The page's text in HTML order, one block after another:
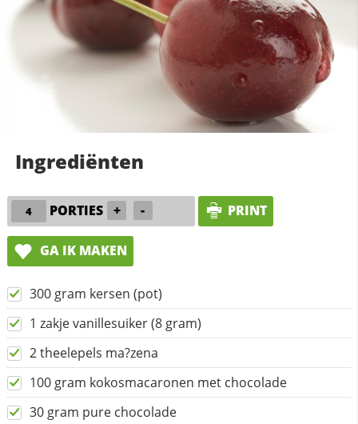
Ingrediënten
PORTIES + - PRINT
GA IK MAKEN
300 gram kersen (pot)
1 zakje vanillesuiker (8 gram)
2 theelepels ma?zena
100 gram kokosmacaronen met chocolade
30 gram pure chocolade